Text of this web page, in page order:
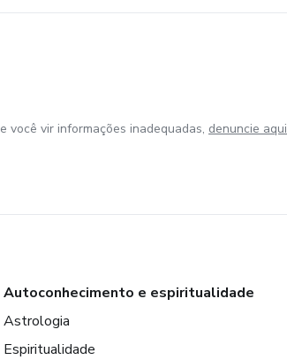
você vir informações inadequadas, denuncie aqui
Autoconhecimento e espiritualidade
Astrologia
Espiritualidade